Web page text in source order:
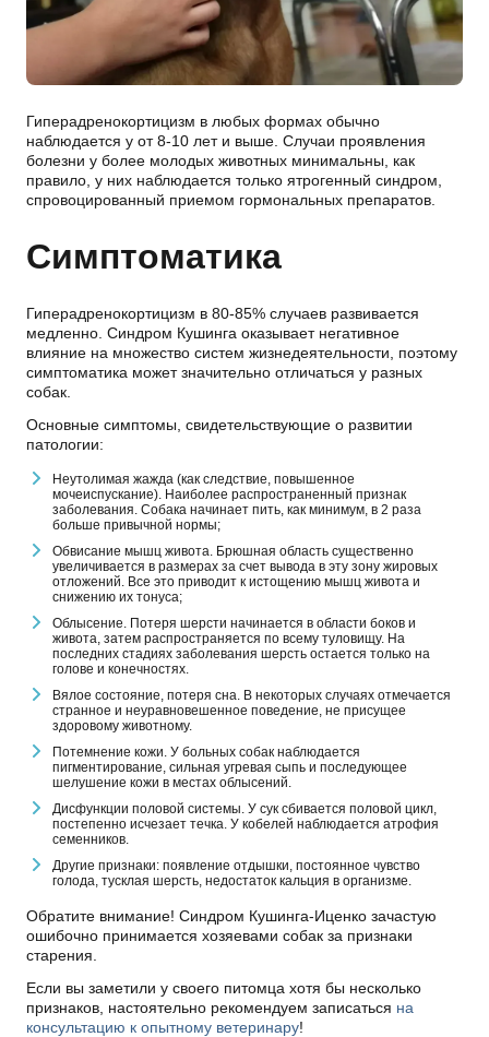
Гиперадренокортицизм в любых формах обычно
наблюдается у от 8-10 лет и выше. Случаи проявления
болезни у более молодых животных минимальны, как
правило, у них наблюдается только ятрогенный синдром,
спровоцированный приемом гормональных препаратов.
Симптоматика
Гиперадренокортицизм в 80-85% случаев развивается
медленно. Синдром Кушинга оказывает негативное
влияние на множество систем жизнедеятельности, поэтому
симптоматика может значительно отличаться у разных
собак.
Основные симптомы, свидетельствующие о развитии
патологии:
Неутолимая жажда (как следствие, повышенное
мочеиспускание). Наиболее распространенный признак
заболевания. Собака начинает пить, как минимум, в 2 раза
больше привычной нормы;
Обвисание мышц живота. Брюшная область существенно
увеличивается в размерах за счет вывода в эту зону жировых
отложений. Все это приводит к истощению мышц живота и
снижению их тонуса;
Облысение. Потеря шерсти начинается в области боков и
живота, затем распространяется по всему туловищу. На
последних стадиях заболевания шерсть остается только на
голове и конечностях.
Вялое состояние, потеря сна. В некоторых случаях отмечается
странное и неуравновешенное поведение, не присущее
здоровому животному.
Потемнение кожи. У больных собак наблюдается
пигментирование, сильная угревая сыпь и последующее
шелушение кожи в местах облысений.
Дисфункции половой системы. У сук сбивается половой цикл,
постепенно исчезает течка. У кобелей наблюдается атрофия
семенников.
Другие признаки: появление отдышки, постоянное чувство
голода, тусклая шерсть, недостаток кальция в организме.
Обратите внимание! Синдром Кушинга-Иценко зачастую
ошибочно принимается хозяевами собак за признаки
старения.
Если вы заметили у своего питомца хотя бы несколько
признаков, настоятельно рекомендуем записаться на
консультацию к опытному ветеринару!